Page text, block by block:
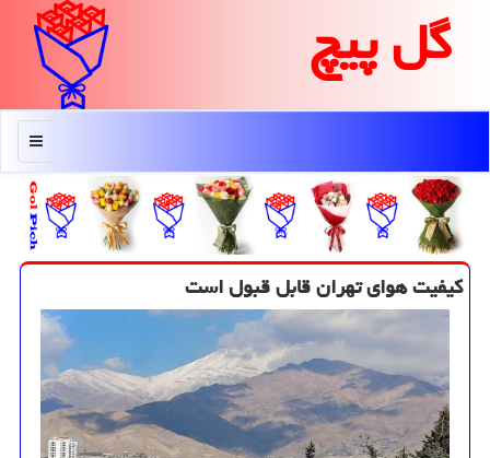
گل پیچ
منو
کیفیت هوای تهران قابل قبول است